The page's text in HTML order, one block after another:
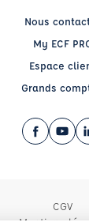
Nous
My ECF
Espace
Grands
Facebook
CGV